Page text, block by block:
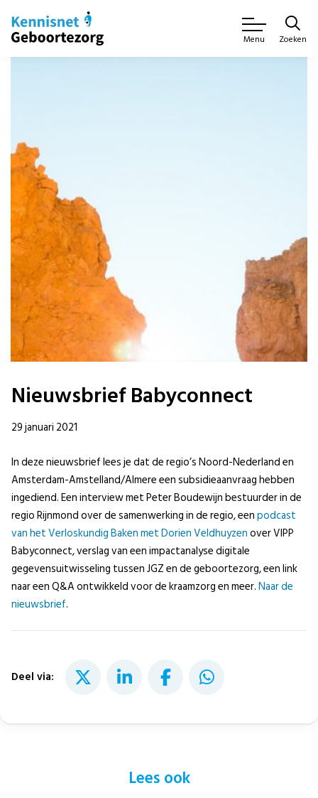
Menu Zoeken
Nieuwsbrief Babyconnect
29 januari 2021
In deze nieuwsbrief lees je dat de regio’s Noord-Nederland en
Amsterdam-Amstelland/Almere een subsidieaanvraag hebben
ingediend. Een interview met Peter Boudewijn bestuurder in de
regio Rijnmond over de samenwerking in de regio, eenpodcast
van het Verloskundig Baken met Dorien Veldhuyzenover VIPP
Babyconnect, verslag van een impactanalyse digitale
gegevensuitwisseling tussen JGZ en de geboortezorg, een link
naar een Q&A ontwikkeld voor de kraamzorg en meer.Naar de
nieuwsbrief.
Deel via:
Lees ook